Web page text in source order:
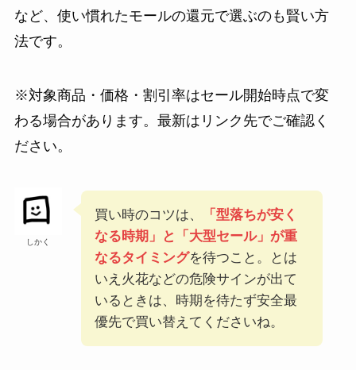
など、使い慣れたモールの還元で選ぶのも賢い方
法です。
※対象商品・価格・割引率はセール開始時点で変
わる場合があります。最新はリンク先でご確認く
ださい。
しかく
買い時のコツは、
「型落ちが安く
なる時期」と「大型セール」が重
なるタイミングを待つこと。とは
いえ火花などの危険サインが出て
いるときは、時期を待たず安全最
優先で買い替えてくださいね。